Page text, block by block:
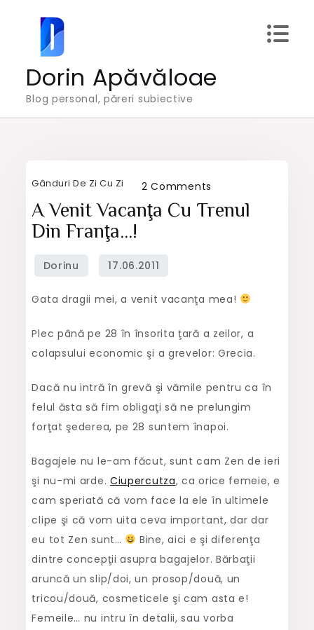
content
Dorin Apăvăloae
Blog personal, păreri subiective
Gânduri De Zi Cu Zi 2 Comments
A
din
A Venit Vacanţa Cu Trenul
Din Franţa…!
Gata dragii mei, a venit vacanţa mea!
Plec până pe 28 în însorita ţară a zeilor, a
colapsului economic şi a grevelor: Grecia.
Dacă nu intră în grevă şi vămile pentru ca în
felul ăsta să fim obligaţi să ne prelungim
forţat şederea, pe 28 suntem înapoi.
Bagajele nu le-am făcut, sunt cam Zen de ieri
şi nu-mi arde. Ciupercutza, ca orice femeie, e
cam speriată că vom face la ele în ultimele
clipe şi că vom uita ceva important, dar dar
eu tot Zen sunt…
Bine, aici e şi diferenţa
dintre concepţii asupra bagajelor. Bărbaţii
aruncă un slip/doi, un prosop/două, un
tricou/două, cosmeticele şi cam asta e!
Femeile… nu intru în detalii, sau vorba